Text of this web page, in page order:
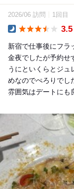
2026/06 訪問 1回目
3.5
新宿で仕事後にフラ
金夜でしたが予約せ
うにといくらとジュ
めなのでぺろりでし
雰囲気はデートにも